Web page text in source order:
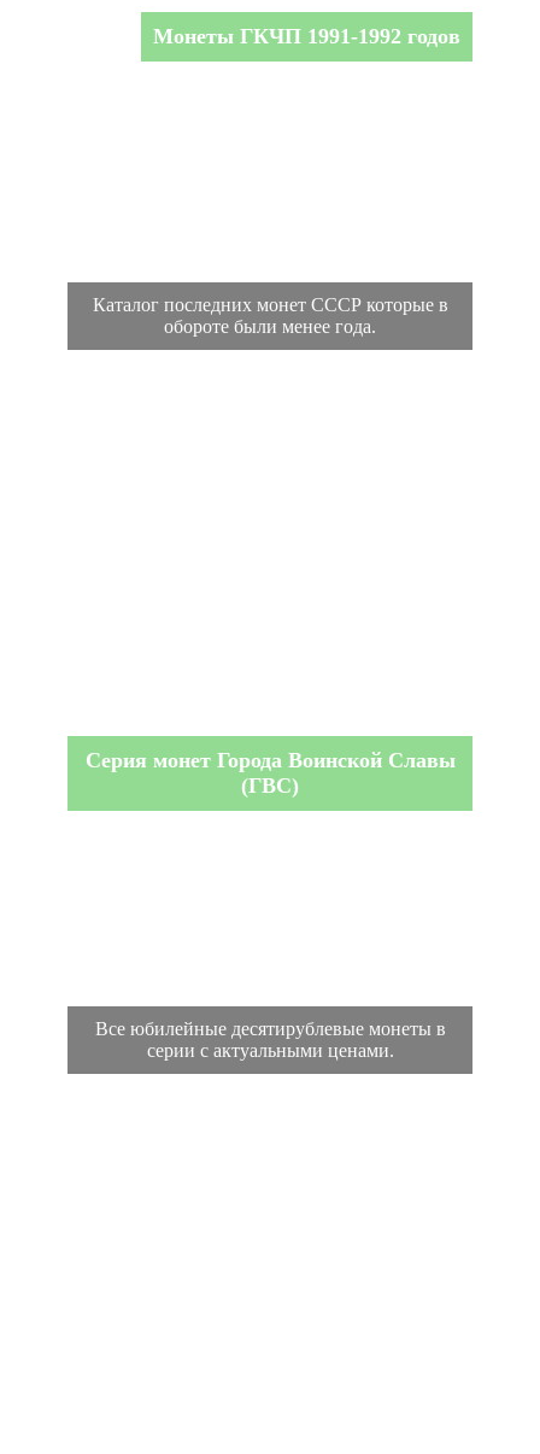
Монеты ГКЧП 1991-1992 годов
Каталог последних монет СССР которые в
обороте были менее года.
Серия монет Города Воинской Славы
(ГВС)
Все юбилейные десятирублевые монеты в
серии с актуальными ценами.